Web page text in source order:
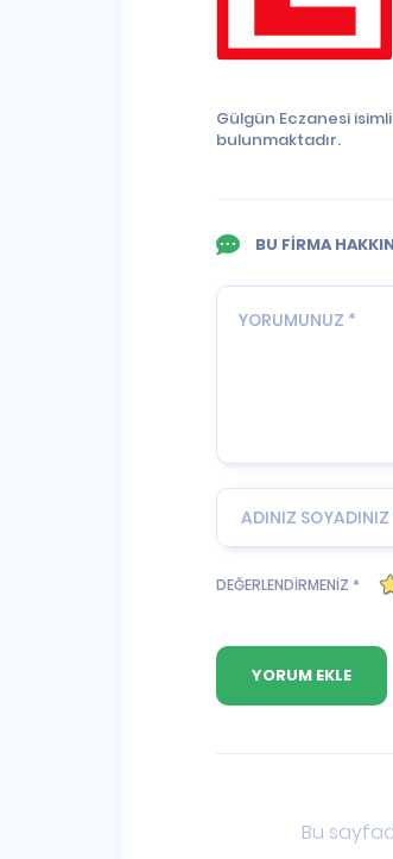
Gülgün Eczanesi
bulunmaktadır.
BU FİRMA
DEĞERLENDİRMENİZ *
Bu